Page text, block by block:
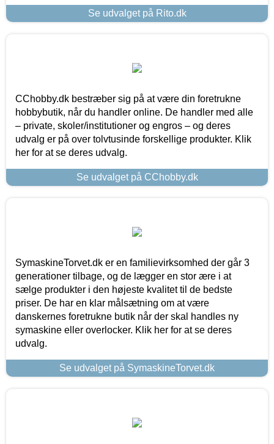
Se udvalget på Rito.dk
CChobby.dk bestræber sig på at være din foretrukne
hobbybutik, når du handler online. De handler med alle
– private, skoler/institutioner og engros – og deres
udvalg er på over tolvtusinde forskellige produkter. Klik
her for at se deres udvalg.
Se udvalget på CChobby.dk
SymaskineTorvet.dk er en familievirksomhed der går 3
generationer tilbage, og de lægger en stor ære i at
sælge produkter i den højeste kvalitet til de bedste
priser. De har en klar målsætning om at være
danskernes foretrukne butik når der skal handles ny
symaskine eller overlocker. Klik her for at se deres
udvalg.
Se udvalget på SymaskineTorvet.dk